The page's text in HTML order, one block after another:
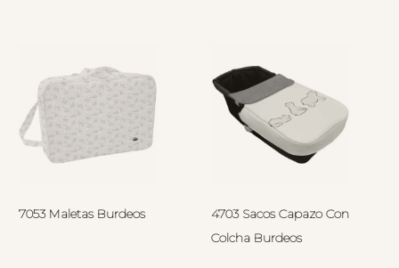
7053 Maletas Burdeos
4703 Sacos Capazo Con
Colcha Burdeos